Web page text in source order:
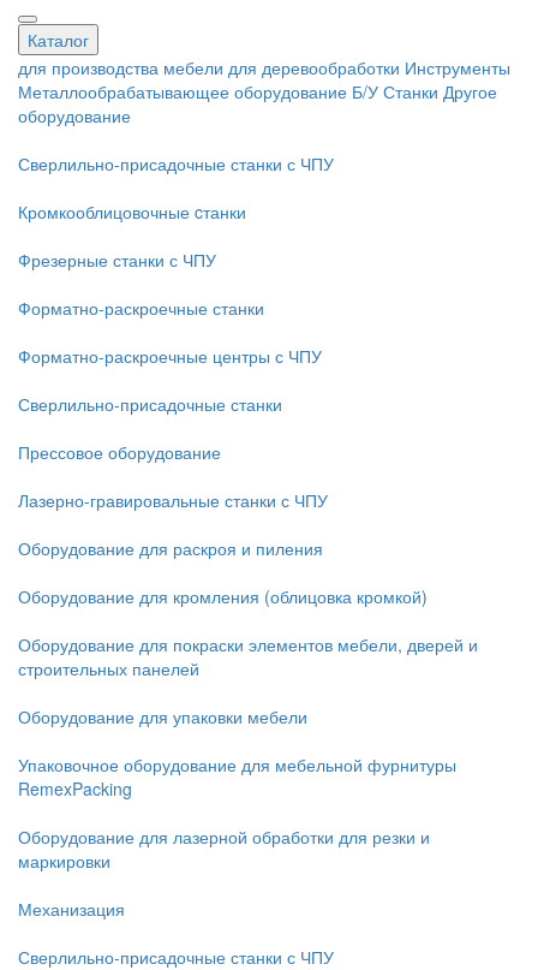
Каталог
для производства мебели для деревообработки Инструменты
Металлообрабатывающее оборудование Б/У Станки Другое
оборудование
Сверлильно-присадочные станки с ЧПУ
Кромкооблицовочные cтанки
Фрезерные станки с ЧПУ
Форматно-раскроечные станки
Форматно-раскроечные центры с ЧПУ
Сверлильно-присадочные станки
Прессовое оборудование
Лазерно-гравировальные станки с ЧПУ
Оборудование для раскроя и пиления
Оборудование для кромления (облицовка кромкой)
Оборудование для покраски элементов мебели, дверей и
строительных панелей
Оборудование для упаковки мебели
Упаковочное оборудование для мебельной фурнитуры
RemexPacking
Оборудование для лазерной обработки для резки и
маркировки
Механизация
Сверлильно-присадочные станки с ЧПУ